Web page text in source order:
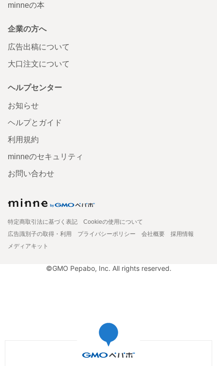
minneの本
企業の方へ
広告出稿について
大口注文について
ヘルプセンター
お知らせ
ヘルプとガイド
利用規約
minneのセキュリティ
お問い合わせ
特定商取引法に基づく表記
Cookieの使用について
広告識別子の取得・利用
プライバシーポリシー 会社概要
採用情報
メディアキット
©GMO Pepabo, Inc. All rights reserved.